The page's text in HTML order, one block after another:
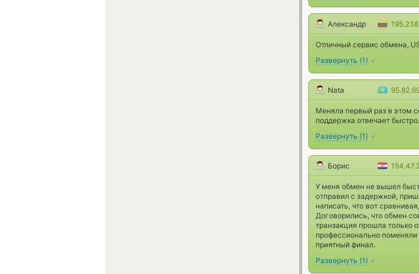
Александр
Отличный сервис обмена,
Развернуть (1)
Nata
Меняла первый раз в этом
поддержка отвечает быстро.
Развернуть (1)
Борис
У меня обмен не вышел
отправил с задержкой,
написать, что вот
Договорились, что обмен
транзакция прошла только
профессионально
приятный финал.
Развернуть (1)